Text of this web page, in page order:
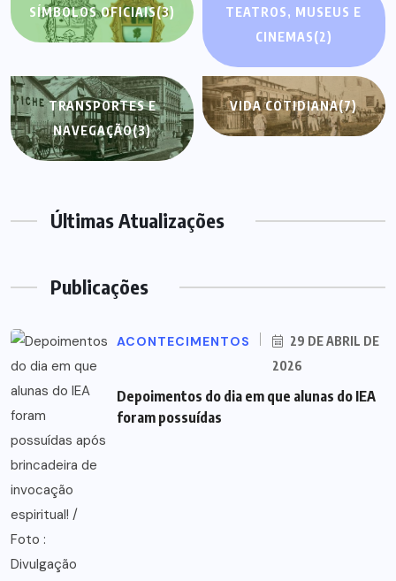
SÍMBOLOS OFICIAIS(3)
TEATROS, MUSEUS E
CINEMAS(2)
TRANSPORTES E
NAVEGAÇÃO(3)
VIDA COTIDIANA(7)
Últimas Atualizações
Publicações
ACONTECIMENTOS
29 DE ABRIL DE
2026
Depoimentos do dia em que alunas do IEA
foram possuídas